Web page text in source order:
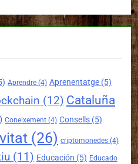
Aprendre (4) Aprenentatge (5)
(12) Cataluña
Coneixement (4) Consells (5)
(26) criptomonedes (4)
(11) Educación (5) Educado